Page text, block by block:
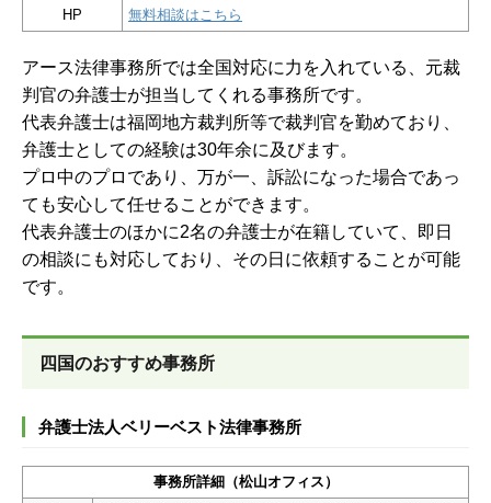
HP 無料相談はこちら
アース法律事務所では全国対応に力を入れている、元裁
判官の弁護士が担当してくれる事務所です。
代表弁護士は福岡地方裁判所等で裁判官を勤めており、
弁護士としての経験は30年余に及びます。
プロ中のプロであり、万が一、訴訟になった場合であっ
ても安心して任せることができます。
代表弁護士のほかに2名の弁護士が在籍していて、即日
の相談にも対応しており、その日に依頼することが可能
です。
四国のおすすめ事務所
弁護士法人ベリーベスト法律事務所
事務所詳細（松山オフィス）